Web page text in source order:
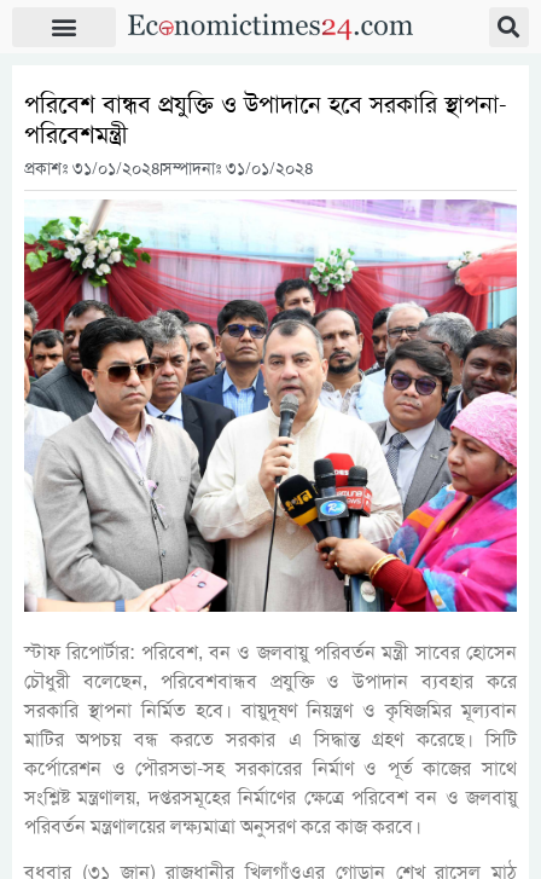
পরিবেশ বান্ধব প্রযুক্তি ও উপাদানে হবে সরকারি স্থাপনা-
পরিবেশমন্ত্রী
প্রকাশঃ ৩১/০১/২০২৪সম্পাদনাঃ ৩১/০১/২০২৪
স্টাফ রিপোর্টার: পরিবেশ, বন ও জলবায়ু পরিবর্তন মন্ত্রী সাবের হোসেন
চৌধুরী বলেছেন, পরিবেশবান্ধব প্রযুক্তি ও উপাদান ব্যবহার করে
সরকারি স্থাপনা নির্মিত হবে। বায়ুদূষণ নিয়ন্ত্রণ ও কৃষিজমির মূল্যবান
মাটির অপচয় বন্ধ করতে সরকার এ সিদ্ধান্ত গ্রহণ করেছে। সিটি
কর্পোরেশন ও পৌরসভা-সহ সরকারের নির্মাণ ও পূর্ত কাজের সাথে
সংশ্লিষ্ট মন্ত্রণালয়, দপ্তরসমূহের নির্মাণের ক্ষেত্রে পরিবেশ বন ও জলবায়ু
পরিবর্তন মন্ত্রণালয়ের লক্ষ্যমাত্রা অনুসরণ করে কাজ করবে।
বুধবার (৩১ জানু) রাজধানীর খিলগাঁওএর গোড়ান শেখ রাসেল মাঠ